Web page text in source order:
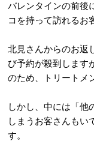
バレンタインの前後
コを持って訪れるお
北見さんからのお返
び予約が殺到します
のため、トリートメ
しかし、中には「他
しまうお客さんもい
す。